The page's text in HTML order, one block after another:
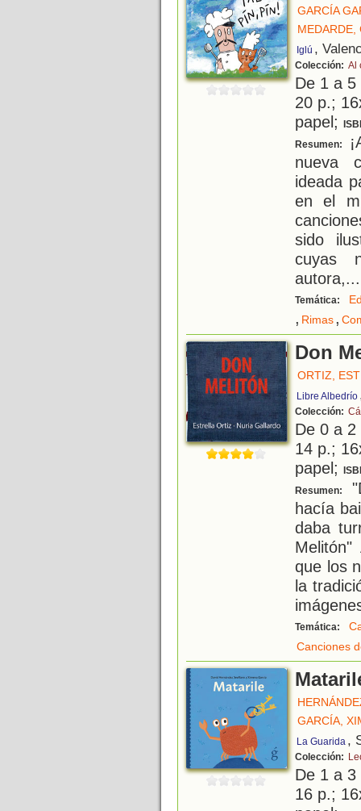
GARCÍA
MEDARDE,
Iglú ,
Colección: Al
De 1 a
20 p.;
papel;
Resumen:
nueva
ideada
en el
sido
cuyas
autora,...
Temática:
, Rimas,
Don
ORTIZ,
Libre Albedrío
Colección:
De 0 a
14 p.;
papel;
Resumen:
hacía
daba
Melitón"
que los
la
Temática:
Canciones
GARCÍA,
La Guarida ,
Colección:
De 1 a
16 p.;